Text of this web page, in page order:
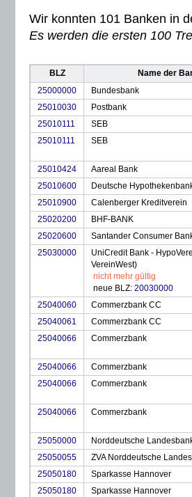
Wir konnten 101 Banken in
Es werden die ersten 100
BLZ Name der
25000000
Bundesbank
25010030
Postbank
25010111
SEB
25010111
SEB
25010424
Aareal Bank
25010600
Deutsche
25010900
Calenberger Kreditverein
25020200
BHF-BANK
25020600
Santander Consumer
25030000
UniCredit Bank -
VereinWest)
nicht mehr gültig
neue BLZ: 20030000
25040060 Commerzbank CC
25040061
Commerzbank CC
25040066
Commerzbank
25040066
Commerzbank
25040066
Commerzbank
25040066
Commerzbank
25050000
Norddeutsche
25050055
ZVA Norddeutsche
25050180
Sparkasse Hannover
25050180
Sparkasse Hannover